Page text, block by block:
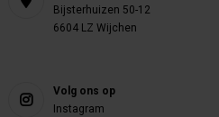
Bijsterhuizen 50-12
6604 LZ Wijchen
Volg ons op
Instagram